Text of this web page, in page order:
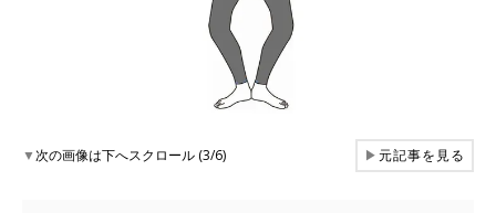
▼次の画像は下へスクロール (3/6) ▶元記事を見る